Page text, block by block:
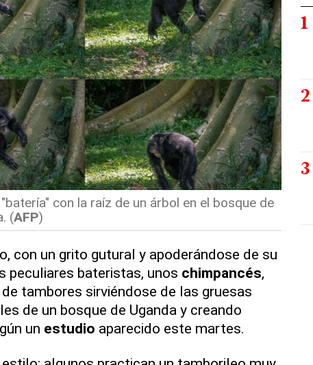
con la raíz de un árbol en el bosque de
(AFP)
con un grito gutural y apoderándose de su
peculiares bateristas, unos chimpancés,
tambores sirviéndose de las gruesas
de un bosque de Uganda y creando
un estudio aparecido este martes.